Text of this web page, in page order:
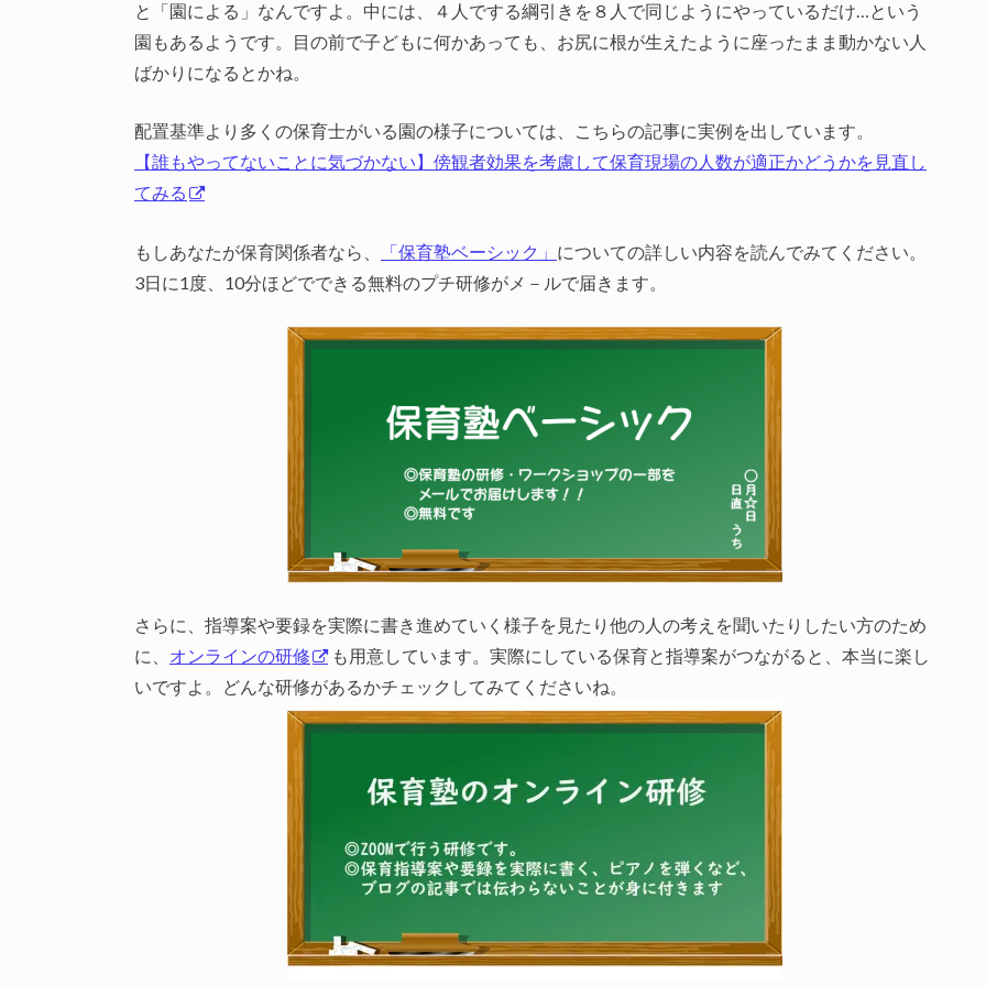
と「園による」なんですよ。中には、４人でする綱引きを８人で同じようにやっているだけ…という
園もあるようです。目の前で子どもに何かあっても、お尻に根が生えたように座ったまま動かない人
ばかりになるとかね。
配置基準より多くの保育士がいる園の様子については、こちらの記事に実例を出しています。
【誰もやってないことに気づかない】傍観者効果を考慮して保育現場の人数が適正かどうかを見直し
てみる
もしあなたが保育関係者なら、 「保育塾ベーシック」 についての詳しい内容を読んでみてください。
3日に1度、10分ほどでできる無料のプチ研修がメ－ルで届きます。
さらに、指導案や要録を実際に書き進めていく様子を見たり他の人の考えを聞いたりしたい方のため
に、 オンラインの研修
も用意しています。実際にしている保育と指導案がつながると、本当に楽し
いですよ。どんな研修があるかチェックしてみてくださいね。